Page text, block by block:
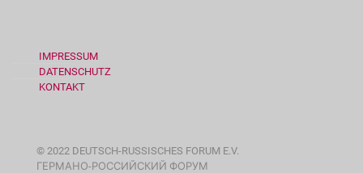
IMPRESSUM
DATENSCHUTZ
KONTAKT
© 2022 DEUTSCH-RUSSISCHES FORUM E.V.
ГЕРМАНО-РОССИЙСКИЙ ФОРУМ